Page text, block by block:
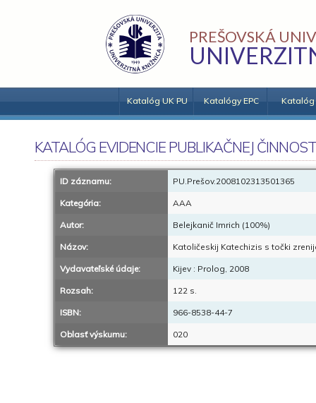
PREŠOVSKÁ
Katalóg UK PU Katalógy EPC Katalóg
KATALÓG EVIDENCIE PUBLIKAČNEJ
ID záznamu: PU.Prešov.2008102313501365
Kategória: AAA
Autor: Belejkanič Imrich (100%)
Názov: Katoličeskij Katechizis s točki
Vydavateľské údaje: Kijev : Prolog, 2008
Rozsah: 122 s.
ISBN: 966-8538-44-7
Oblasť výskumu: 020